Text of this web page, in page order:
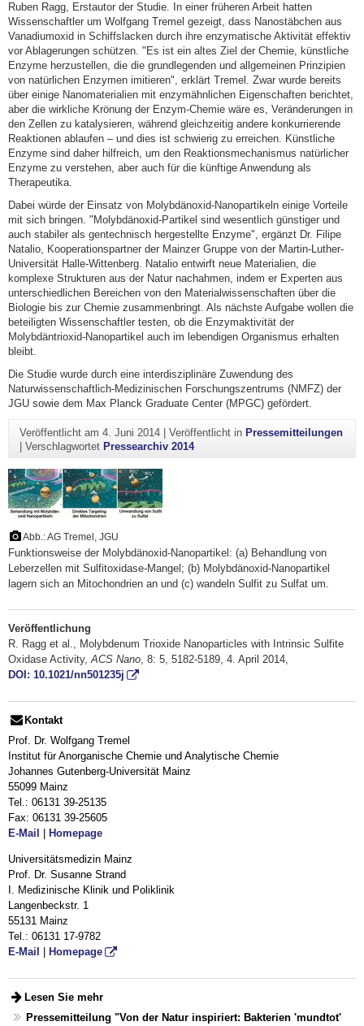
Ruben Ragg, Erstautor der Studie. In einer früheren Arbeit hatten
Wissenschaftler um Wolfgang Tremel gezeigt, dass Nanostäbchen aus
Vanadiumoxid in Schiffslacken durch ihre enzymatische Aktivität effektiv
vor Ablagerungen schützen. "Es ist ein altes Ziel der Chemie, künstliche
Enzyme herzustellen, die die grundlegenden und allgemeinen Prinzipien
von natürlichen Enzymen imitieren", erklärt Tremel. Zwar wurde bereits
über einige Nanomaterialien mit enzymähnlichen Eigenschaften berichtet,
aber die wirkliche Krönung der Enzym-Chemie wäre es, Veränderungen in
den Zellen zu katalysieren, während gleichzeitig andere konkurrierende
Reaktionen ablaufen – und dies ist schwierig zu erreichen. Künstliche
Enzyme sind daher hilfreich, um den Reaktionsmechanismus natürlicher
Enzyme zu verstehen, aber auch für die künftige Anwendung als
Therapeutika.
Dabei würde der Einsatz von Molybdänoxid-Nanopartikeln einige Vorteile
mit sich bringen. "Molybdänoxid-Partikel sind wesentlich günstiger und
auch stabiler als gentechnisch hergestellte Enzyme", ergänzt Dr. Filipe
Natalio, Kooperationspartner der Mainzer Gruppe von der Martin-Luther-
Universität Halle-Wittenberg. Natalio entwirft neue Materialien, die
komplexe Strukturen aus der Natur nachahmen, indem er Experten aus
unterschiedlichen Bereichen von den Materialwissenschaften über die
Biologie bis zur Chemie zusammenbringt. Als nächste Aufgabe wollen die
beteiligten Wissenschaftler testen, ob die Enzymaktivität der
Molybdäntrioxid-Nanopartikel auch im lebendigen Organismus erhalten
bleibt.
Die Studie wurde durch eine interdisziplinäre Zuwendung des
Naturwissenschaftlich-Medizinischen Forschungszentrums (NMFZ) der
JGU sowie dem Max Planck Graduate Center (MPGC) gefördert.
Veröffentlicht am 4. Juni 2014| Veröffentlicht in Pressemitteilungen
| Verschlagwortet Pressearchiv 2014
Abb.: AG Tremel, JGU
Funktionsweise der Molybdänoxid-Nanopartikel: (a) Behandlung von
Leberzellen mit Sulfitoxidase-Mangel; (b) Molybdänoxid-Nanopartikel
lagern sich an Mitochondrien an und (c) wandeln Sulfit zu Sulfat um.
Veröffentlichung
R. Ragg et al., Molybdenum Trioxide Nanoparticles with Intrinsic Sulfite
Oxidase Activity,ACS Nano, 8: 5, 5182-5189, 4. April 2014,
DOI: 10.1021/nn501235j
Kontakt
Prof. Dr. Wolfgang Tremel
Institut für Anorganische Chemie und Analytische Chemie
Johannes Gutenberg-Universität Mainz
55099 Mainz
Tel.: 06131 39-25135
Fax: 06131 39-25605
E-Mail
Homepage
Universitätsmedizin Mainz
Prof. Dr. Susanne Strand
I. Medizinische Klinik und Poliklinik
Langenbeckstr. 1
55131 Mainz
Tel.: 06131 17-9782
E-Mail
Homepage
Lesen Sie mehr
Pressemitteilung "Von der Natur inspiriert: Bakterien 'mundtot'